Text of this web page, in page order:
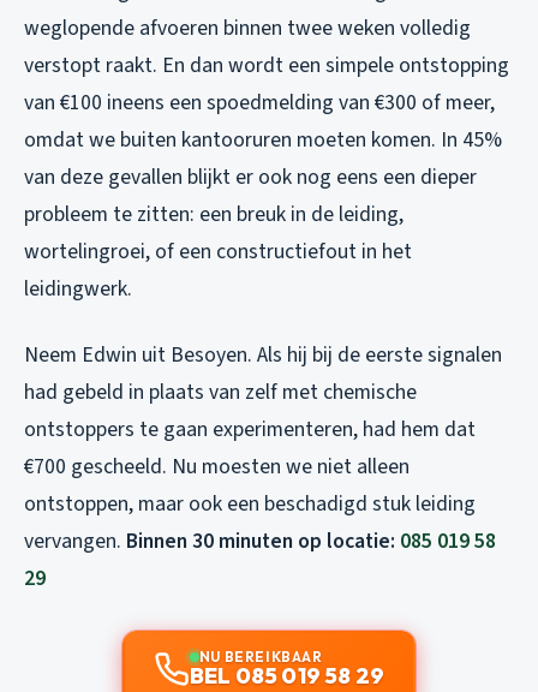
weglopende afvoeren binnen twee weken volledig
verstopt raakt. En dan wordt een simpele ontstopping
van €100 ineens een spoedmelding van €300 of meer,
omdat we buiten kantooruren moeten komen. In 45%
van deze gevallen blijkt er ook nog eens een dieper
probleem te zitten: een breuk in de leiding,
wortelingroei, of een constructiefout in het
leidingwerk.
Neem Edwin uit Besoyen. Als hij bij de eerste signalen
had gebeld in plaats van zelf met chemische
ontstoppers te gaan experimenteren, had hem dat
€700 gescheeld. Nu moesten we niet alleen
ontstoppen, maar ook een beschadigd stuk leiding
vervangen. Binnen 30 minuten op locatie: 085 019 58
29
NU BEREIKBAAR
BEL 085 019 58 29